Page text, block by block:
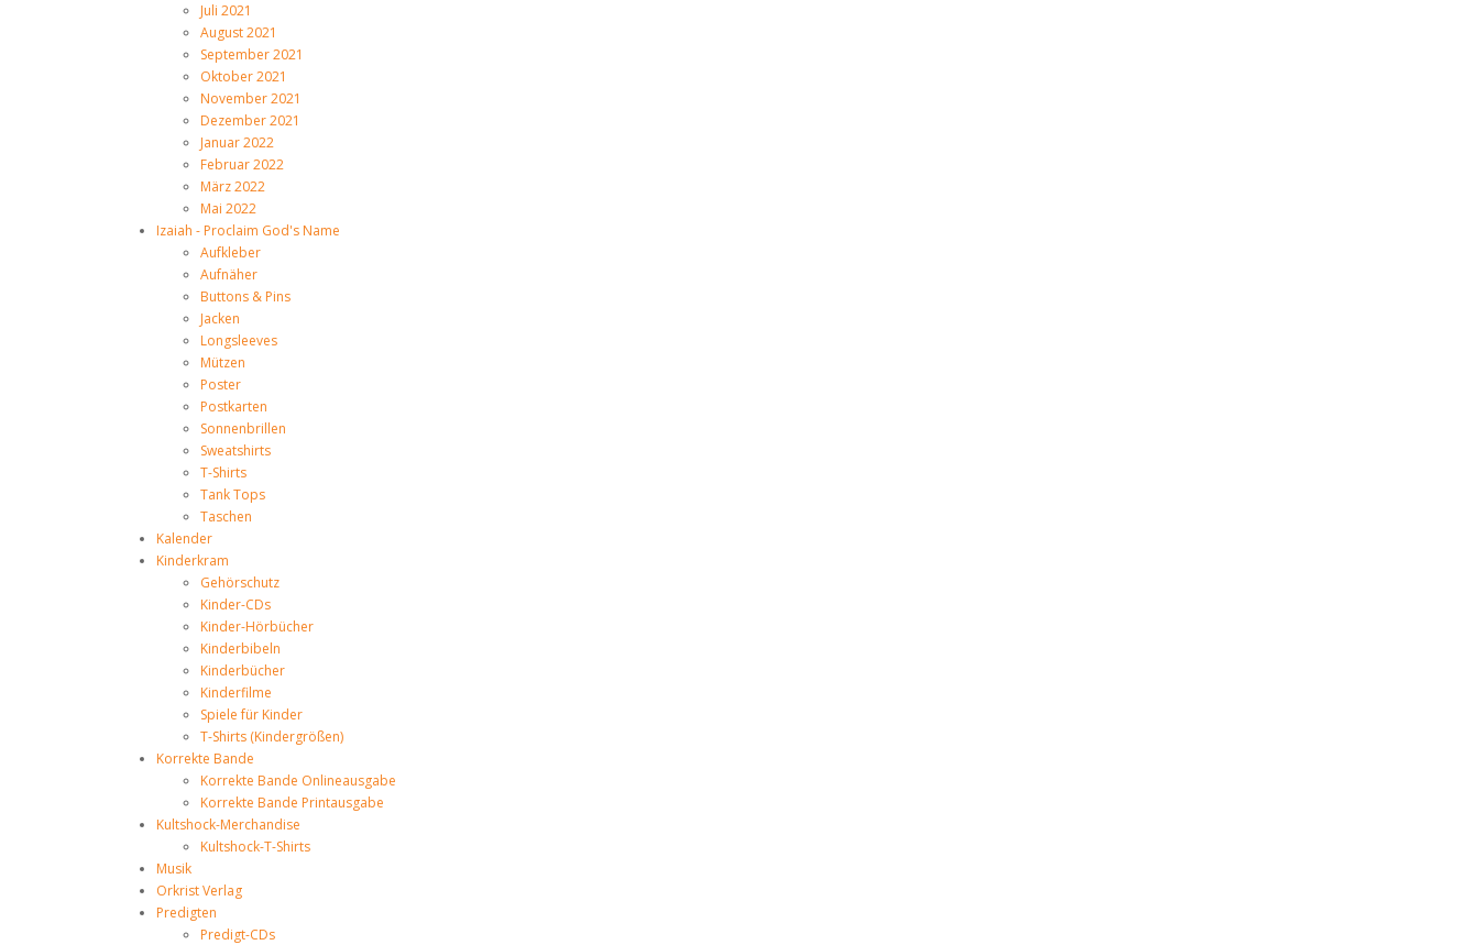
Juli 2021
August 2021
September 2021
Oktober 2021
November 2021
Dezember 2021
Januar 2022
Februar 2022
März 2022
Mai 2022
Izaiah - Proclaim God's Name
Aufkleber
Aufnäher
Buttons & Pins
Jacken
Longsleeves
Mützen
Poster
Postkarten
Sonnenbrillen
Sweatshirts
T-Shirts
Tank Tops
Taschen
Kalender
Kinderkram
Gehörschutz
Kinder-CDs
Kinder-Hörbücher
Kinderbibeln
Kinderbücher
Kinderfilme
Spiele für Kinder
T-Shirts (Kindergrößen)
Korrekte Bande
Korrekte Bande Onlineausgabe
Korrekte Bande Printausgabe
Kultshock-Merchandise
Kultshock-T-Shirts
Musik
Orkrist Verlag
Predigten
Predigt-CDs